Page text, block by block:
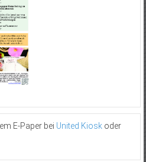
E-Paper bei United Kioskoder